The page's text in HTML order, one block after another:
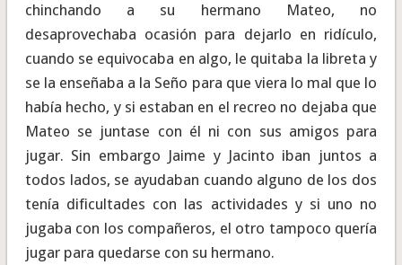
chinchando a su hermano Mateo, no
desaprovechaba ocasión para dejarlo en ridículo,
cuando se equivocaba en algo, le quitaba la libreta y
se la enseñaba a la Seño para que viera lo mal que lo
había hecho, y si estaban en el recreo no dejaba que
Mateo se juntase con él ni con sus amigos para
jugar. Sin embargo Jaime y Jacinto iban juntos a
todos lados, se ayudaban cuando alguno de los dos
tenía dificultades con las actividades y si uno no
jugaba con los compañeros, el otro tampoco quería
jugar para quedarse con su hermano.